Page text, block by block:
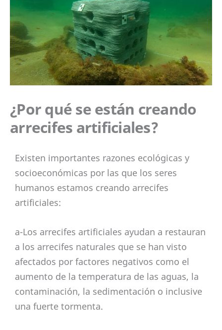
¿Por qué se están creando
arrecifes artificiales?
Existen importantes razones ecológicas y
socioeconómicas por las que los seres
humanos estamos creando arrecifes
artificiales:
a-Los arrecifes artificiales ayudan a restauran
a los arrecifes naturales que se han visto
afectados por factores negativos como el
aumento de la temperatura de las aguas, la
contaminación, la sedimentación o inclusive
una fuerte tormenta.